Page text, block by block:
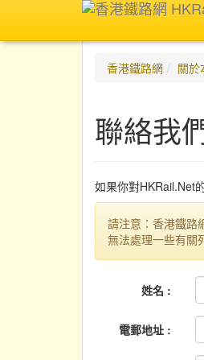
香港鐵路網 關於
聯絡我
如果你對HKRail.Net
請注意：香港鐵路
無法處理一些有關
姓名 :
電郵地址 :